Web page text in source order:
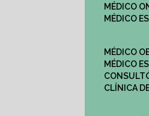
MÉDICO
MÉDICO
MÉDICO
MÉDICO
CLÍNICA